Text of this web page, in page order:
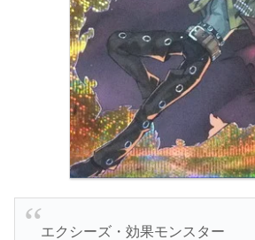
エクシーズ・効果モンスター